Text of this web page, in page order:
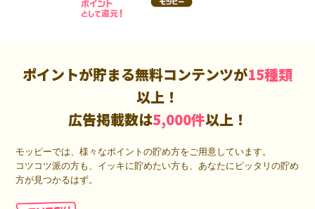
ポイントが貯まる無料コンテンツが15種類
以上！
広告掲載数は5,000件以上！
モッピーでは、様々なポイントの貯め方をご用意しています。
コツコツ派の方も、イッキに貯めたい方も、あなたにピッタリの貯め
方が見つかるはず。